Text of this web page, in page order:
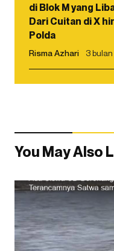
di Blok M yang
Dari Cuitan di X
Polda
Risma Azhari 3
You May Also